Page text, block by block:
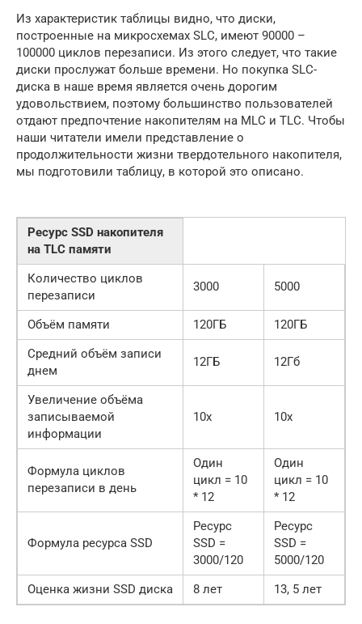
Из характеристик таблицы видно, что диски,
построенные на микросхемах SLC, имеют 90000 –
100000 циклов перезаписи. Из этого следует, что такие
диски прослужат больше времени. Но покупка SLC-
диска в наше время является очень дорогим
удовольствием, поэтому большинство пользователей
отдают предпочтение накопителям на MLC и TLC. Чтобы
наши читатели имели представление о
продолжительности жизни твердотельного накопителя,
мы подготовили таблицу, в которой это описано.
Ресурс SSD накопителя
на TLC памяти
Количество циклов
перезаписи
3000 5000
Объём памяти 120ГБ
120ГБ
Средний объём записи
днем
12ГБ 12Гб
Увеличение объёма
записываемой
информации
10x 10x
Формула циклов
перезаписи в день
Один
цикл = 10
* 12
Один
цикл = 10
* 12
Формула ресурса SSD
Ресурс
SSD =
3000/120
Ресурс
SSD =
5000/120
Оценка жизни SSD диска
8 лет 13, 5 лет